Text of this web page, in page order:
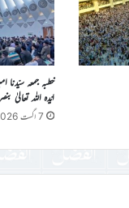
خطبہ جمعہ سیّدنا
ایّدہ اللہ تعالیٰ بنصرہ
7 اگست 2026ء